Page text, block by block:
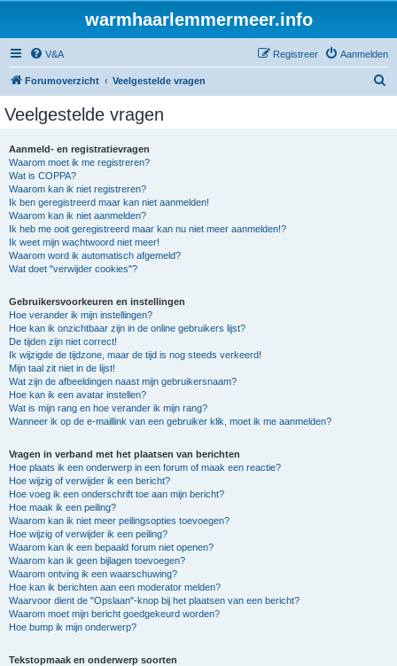
warmhaarlemmermeer.info
V&A Aanmelden
Registreer
Forumoverzicht Veelgestelde vragen
Veelgestelde vragen
Aanmeld- en registratievragen
Waarom moet ik me registreren?
Wat is COPPA?
Waarom kan ik niet registreren?
Ik ben geregistreerd maar kan niet aanmelden!
Waarom kan ik niet aanmelden?
Ik heb me ooit geregistreerd maar kan nu niet meer aanmelden!?
Ik weet mijn wachtwoord niet meer!
Waarom word ik automatisch afgemeld?
Wat doet "verwijder cookies"?
Gebruikersvoorkeuren en instellingen
Hoe verander ik mijn instellingen?
Hoe kan ik onzichtbaar zijn in de online gebruikers lijst?
De tijden zijn niet correct!
Ik wijzigde de tijdzone, maar de tijd is nog steeds verkeerd!
Mijn taal zit niet in de lijst!
Wat zijn de afbeeldingen naast mijn gebruikersnaam?
Hoe kan ik een avatar instellen?
Wat is mijn rang en hoe verander ik mijn rang?
Wanneer ik op de e-maillink van een gebruiker klik, moet ik me aanmelden?
Vragen in verband met het plaatsen van berichten
Hoe plaats ik een onderwerp in een forum of maak een reactie?
Hoe wijzig of verwijder ik een bericht?
Hoe voeg ik een onderschrift toe aan mijn bericht?
Hoe maak ik een peiling?
Waarom kan ik niet meer peilingsopties toevoegen?
Hoe wijzig of verwijder ik een peiling?
Waarom kan ik een bepaald forum niet openen?
Waarom kan ik geen bijlagen toevoegen?
Waarom ontving ik een waarschuwing?
Hoe kan ik berichten aan een moderator melden?
Waarvoor dient de "Opslaan"-knop bij het plaatsen van een bericht?
Waarom moet mijn bericht goedgekeurd worden?
Hoe bump ik mijn onderwerp?
Tekstopmaak en onderwerp soorten